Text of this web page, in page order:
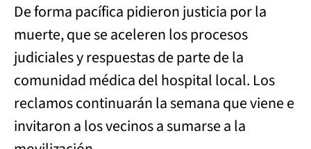
De forma pacífica pidieron justicia por la
muerte, que se aceleren los procesos
judiciales y respuestas de parte de la
comunidad médica del hospital local. Los
reclamos continuarán la semana que viene e
invitaron a los vecinos a sumarse a la